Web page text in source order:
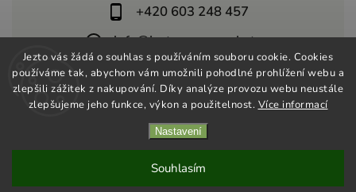
Jezto vás žádá o souhlas s používáním souboru cookie. Cookies
používáme tak, abychom vám umožnili pohodlné prohlížení webu a
zlepšili zážitek z nakupování. Díky analýze provozu webu neustále
zlepšujeme jeho funkce, výkon a použitelnost. Více informací
Nastavení
Souhlasím
+420 603 248 457
info@jeztosupermarket.cz
Shoptet| Design